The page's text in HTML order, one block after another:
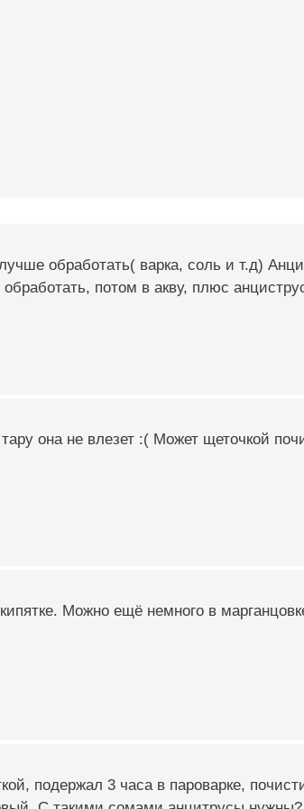
обработать( варка, соль и т.д)
потом в акву, плюс
она не влезет :( Может щеточкой
Можно ещё немного в
подержал 3 часа в пароварке,